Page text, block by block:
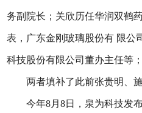
务副院长；关欣历任华润双鹤
表，广东金刚玻璃股份有 限公
科技股份有限公司董办主任等；
两者填补了此前张贵明、
今年8月8日，泉为科技发